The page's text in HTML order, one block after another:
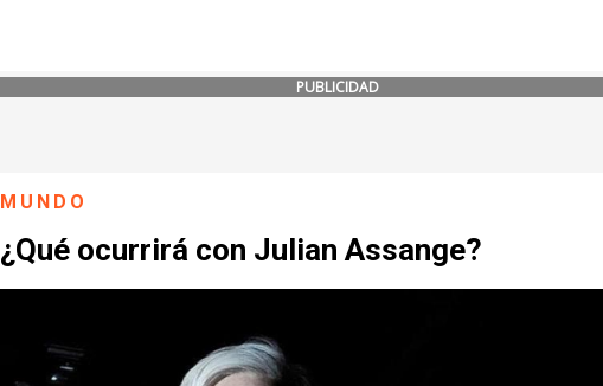
PUBLICIDAD
MUNDO
¿Qué ocurrirá con Julian Assange?